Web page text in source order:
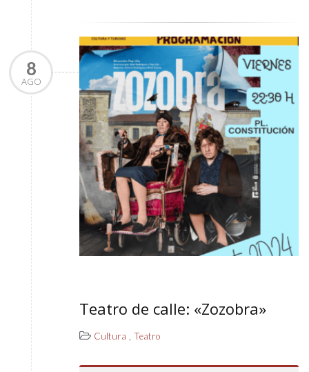
8
AGO
Teatro de calle: «Zozobra»
Cultura , Teatro